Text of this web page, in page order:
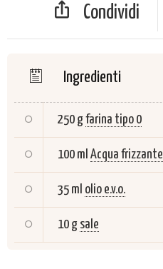
Condividi
Ingredienti
250 gfarina tipo 0
100 ml Acqua frizzante
35 ml olio e.v.o.
10 g sale